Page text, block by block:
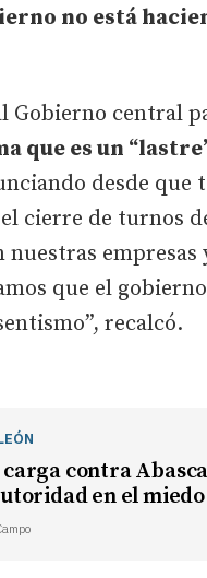
no está
Gobierno central
que es un
desde que
cierre de turnos
empresas
que el
recalcó.
contra
en el